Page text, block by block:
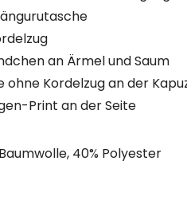
an Ärmel und Saum
ohne Kordelzug an der
Print an der Seite
40% Polyester